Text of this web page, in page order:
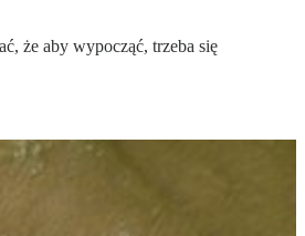
że aby wypocząć, trzeba się